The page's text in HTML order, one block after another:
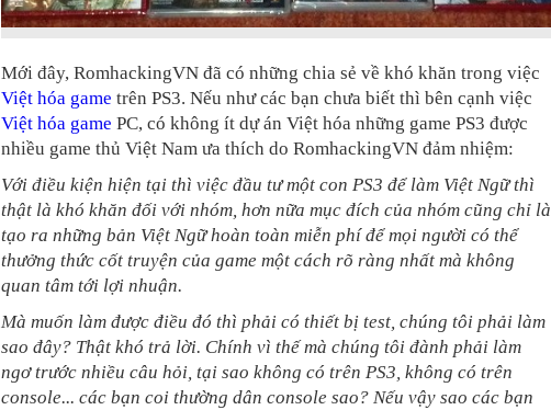
Mới đây, RomhackingVN đã có những chia sẻ về khó khăn trong việc
Việt hóa game trên PS3. Nếu như các bạn chưa biết thì bên cạnh việc
Việt hóa game PC, có không ít dự án Việt hóa những game PS3 được
nhiều game thủ Việt Nam ưa thích do RomhackingVN đảm nhiệm:
Với điều kiện hiện tại thì việc đầu tư một con PS3 để làm Việt Ngữ thì
thật là khó khăn đối với nhóm, hơn nữa mục đích của nhóm cũng chỉ là
tạo ra những bản Việt Ngữ hoàn toàn miễn phí để mọi người có thể
thưởng thức cốt truyện của game một cách rõ ràng nhất mà không
quan tâm tới lợi nhuận.
Mà muốn làm được điều đó thì phải có thiết bị test, chúng tôi phải làm
sao đây? Thật khó trả lời. Chính vì thế mà chúng tôi đành phải làm
ngơ trước nhiều câu hỏi, tại sao không có trên PS3, không có trên
console... các bạn coi thường dân console sao? Nếu vậy sao các bạn